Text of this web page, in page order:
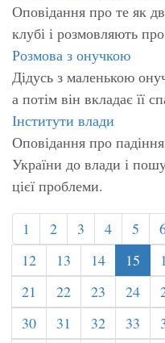
Оповідання про те як
клубі і розмовляють
Розмова з онучкою
Дідусь з маленькою
а потім він вкладає її
Інститути влади
Оповідання про
України до влади і
цієї проблеми.
1 2 3 4 5
12
13 14 15
21
22 23 24
30
31 32 33